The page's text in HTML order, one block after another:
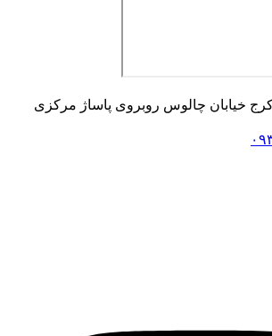
خیابان چالوس روبروی پاساژ مرکزی